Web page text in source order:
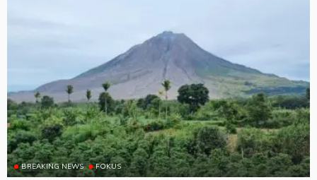
BREAKING NEWS FOKUS